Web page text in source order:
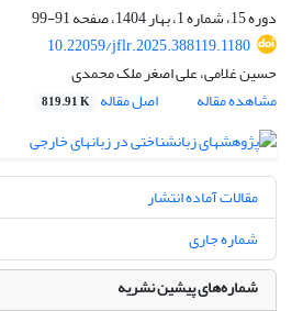
دوره 15، شماره 1، بهار 1404، صفحه
91-99
10.22059/jflr.2025.388119.1180
حسین غلامی، علی اصغر ملک محمدی
مشاهده مقاله
اصل مقاله 819.91 K
مقالات آماده انتشار
شماره جاری
شماره‌های پیشین نشریه